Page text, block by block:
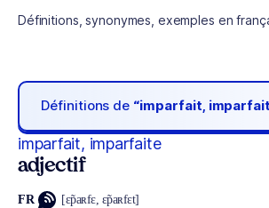
Définitions, synonymes, exemples en
Définitions de “imparfait,
imparfait, imparfaite
adjectif
FR [ɛ̃paʀfɛ, ɛ̃paʀfɛt]